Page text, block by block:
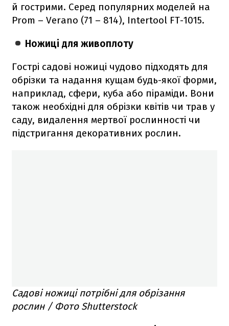
й гострими. Серед популярних моделей на
Prom – Verano (71 – 814), Intertool FT-1015.
Ножиці для живоплоту
Гострі садові ножиці чудово підходять для
обрізки та надання кущам будь-якої форми,
наприклад, сфери, куба або піраміди. Вони
також необхідні для обрізки квітів чи трав у
саду, видалення мертвої рослинності чи
підстригання декоративних рослин.
Садові ножиці потрібні для обрізання
рослин / Фото Shutterstock